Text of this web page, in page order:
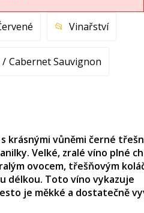
Vinařství
Cabernet Sauvignon
krásnými vůněmi černé
Velké, zralé víno plné
ovocem, třešňovým
délkou. Toto víno vykazuje
je měkké a dostatečně